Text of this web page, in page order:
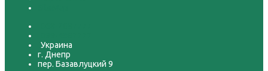
Украина
г. Днепр
пер. Базавлуцкий 9